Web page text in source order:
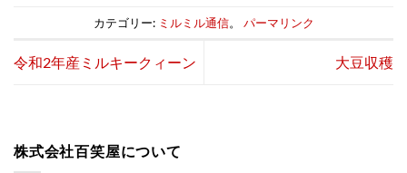
カテゴリー: ミルミル通信。 パーマリンク
令和2年産ミルキークィーン 大豆収穫
株式会社百笑屋について